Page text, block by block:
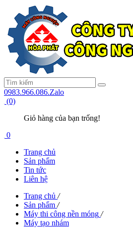
0983.966.086.Zalo
(0)
Giỏ hàng của bạn trống!
0
Trang chủ
Sản phẩm
Tin tức
Liên hệ
Trang chủ /
Sản phẩm /
Máy thi công nền móng /
Máy tạo nhám